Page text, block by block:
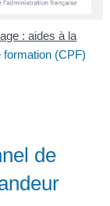
: aides à la
(CPF)
de